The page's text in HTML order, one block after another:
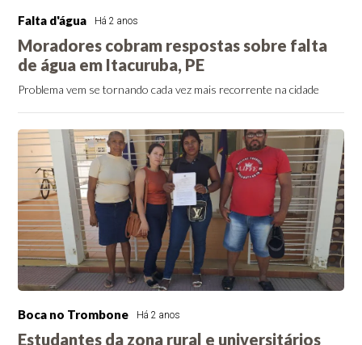
Falta d'água Há 2 anos
Moradores cobram respostas sobre falta
de água em Itacuruba, PE
Problema vem se tornando cada vez mais recorrente na cidade
Boca no Trombone Há 2 anos
Estudantes da zona rural e universitários